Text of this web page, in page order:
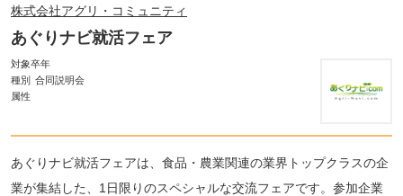
株式会社アグリ・コミュニティ
あぐりナビ就活フェア
対象卒年
種別 合同説明会
属性
あぐりナビ就活フェアは、食品・農業関連の業界トップクラスの企
業が集結した、1日限りのスペシャルな交流フェアです。参加企業